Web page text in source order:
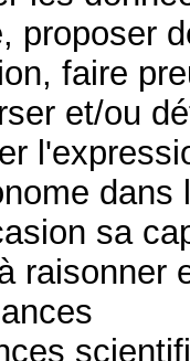
proposer
faire
et/ou
sa
raisonner